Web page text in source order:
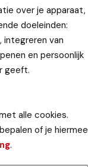
over je apparaat,
doeleinden:
integreren van
en persoonlijk
geeft.
alle cookies.
of je hiermee
.
zo
die te